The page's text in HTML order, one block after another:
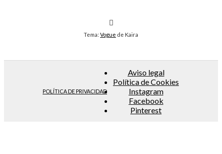
Tema: Vogue de Kaira
POLÍTICA DE PRIVACIDAD
Aviso legal
Política de Cookies
Instagram
Facebook
Pinterest